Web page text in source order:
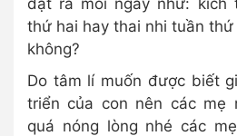
đặt ra mỗi ngày như: kích
thứ hai hay thai nhi tuần
không?
Do tâm lí muốn được biết
triển của con nên các mẹ
quá nóng lòng nhé các